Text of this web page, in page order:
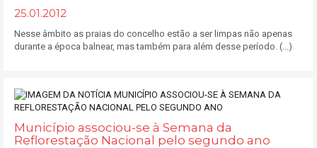
25.01.2012
Nesse âmbito as praias do concelho estão a ser limpas não apenas
durante a época balnear, mas também para além desse período. (...)
Município associou-se à Semana da
Reflorestação Nacional pelo segundo ano